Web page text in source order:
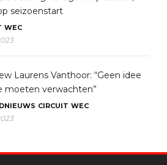
seizoenstart
WEC
Laurens Vanthoor: “Geen idee
moeten verwachten”
CIRCUIT WEC